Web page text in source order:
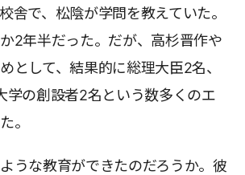
舎で、松陰が学問を教えていた。
2年半だった。だが、高杉晋作や
として、結果的に総理大臣2名、
学の創設者2名という数多くのエ
。
うな教育ができたのだろうか。彼